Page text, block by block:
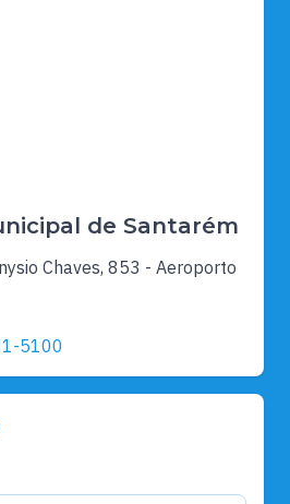
de Santarém
Chaves, 853 - Aeroporto
5100